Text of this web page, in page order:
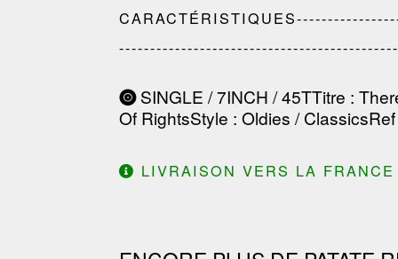
SINGLE / 7INCH / 45TTitre :
Of RightsStyle : Oldies / ClassicsRef
LIVRAISON VERS LA